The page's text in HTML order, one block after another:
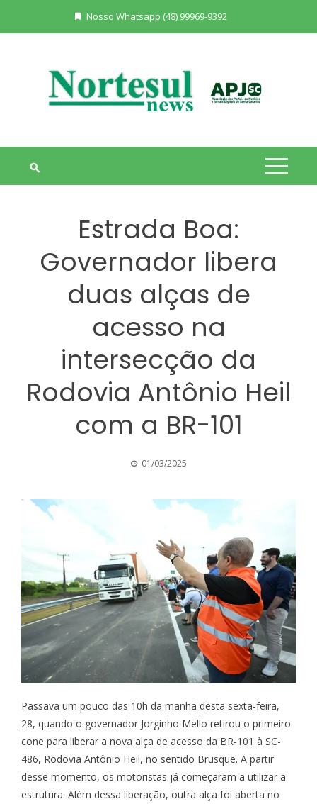
Nosso Whatsapp (48) 99969-9392
Estrada Boa:
Governador libera
duas alças de
acesso na
intersecção da
Rodovia Antônio Heil
com a BR-101
01/03/2025
Passava um pouco das 10h da manhã desta sexta-feira,
28, quando o governador Jorginho Mello retirou o primeiro
cone para liberar a nova alça de acesso da BR-101 à SC-
486, Rodovia Antônio Heil, no sentido Brusque. A partir
desse momento, os motoristas já começaram a utilizar a
estrutura. Além dessa liberação, outra alça foi aberta no